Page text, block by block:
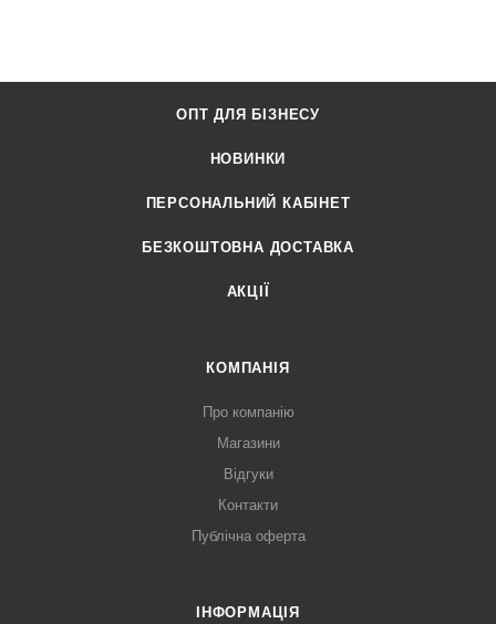
ОПТ ДЛЯ БІЗНЕСУ
НОВИНКИ
ПЕРСОНАЛЬНИЙ КАБІНЕТ
БЕЗКОШТОВНА ДОСТАВКА
АКЦІЇ
КОМПАНІЯ
Про компанію
Магазини
Відгуки
Контакти
Публічна оферта
ІНФОРМАЦІЯ